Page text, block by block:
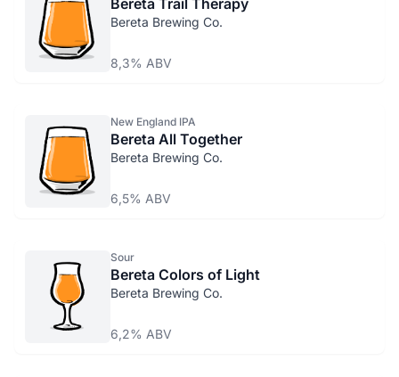
Bereta Trail Therapy
Bereta Brewing Co.
8,3% ABV
New England IPA
Bereta All Together
Bereta Brewing Co.
6,5% ABV
Sour
Bereta Colors of Light
Bereta Brewing Co.
6,2% ABV